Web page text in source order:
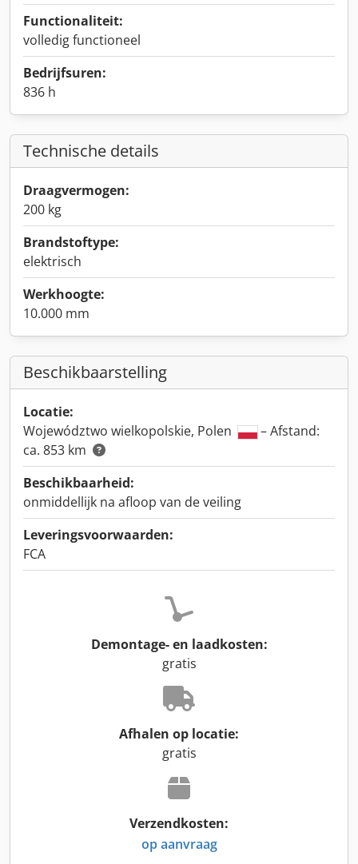
Functionaliteit:
volledig functioneel
Bedrijfsuren:
836 h
Technische details
Draagvermogen:
200 kg
Brandstoftype:
elektrisch
Werkhoogte:
10.000 mm
Beschikbaarstelling
Locatie:
Województwo wielkopolskie, Polen
– Afstand:
ca. 853 km
Beschikbaarheid:
onmiddellijk na afloop van de veiling
Leveringsvoorwaarden:
FCA
Demontage- en laadkosten:
gratis
Afhalen op locatie:
gratis
Verzendkosten:
op aanvraag